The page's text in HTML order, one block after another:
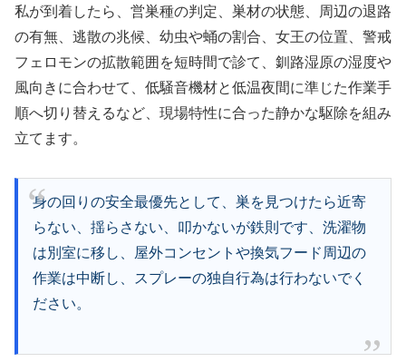
私が到着したら、営巣種の判定、巣材の状態、周辺の退路
の有無、逃散の兆候、幼虫や蛹の割合、女王の位置、警戒
フェロモンの拡散範囲を短時間で診て、釧路湿原の湿度や
風向きに合わせて、低騒音機材と低温夜間に準じた作業手
順へ切り替えるなど、現場特性に合った静かな駆除を組み
立てます。
身の回りの安全最優先として、巣を見つけたら近寄
らない、揺らさない、叩かないが鉄則です、洗濯物
は別室に移し、屋外コンセントや換気フード周辺の
作業は中断し、スプレーの独自行為は行わないでく
ださい。